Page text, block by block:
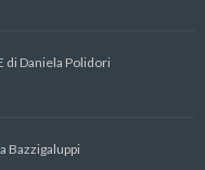
di Daniela Polidori
Bazzigaluppi